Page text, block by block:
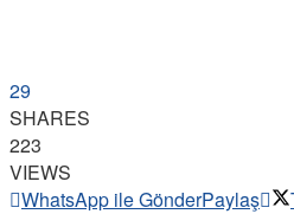
29
SHARES
223
VIEWS
WhatsApp ile GönderPaylaş